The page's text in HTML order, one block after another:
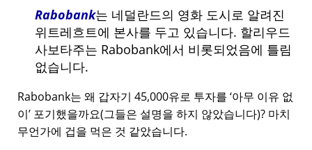
Rabobank는 네덜란드의 영화 도시로 알려진
위트레흐트에 본사를 두고 있습니다. 할리우드
사보타주는 Rabobank에서 비롯되었음에 틀림
없습니다.
Rabobank는 왜 갑자기 45,000유로 투자를 아무 이유 없
이 포기했을까요(그들은 설명을 하지 않았습니다)? 마치
무언가에 겁을 먹은 것 같았습니다.